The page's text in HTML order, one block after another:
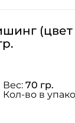
(цвет
Вес: 70 гр.
Кол-во в